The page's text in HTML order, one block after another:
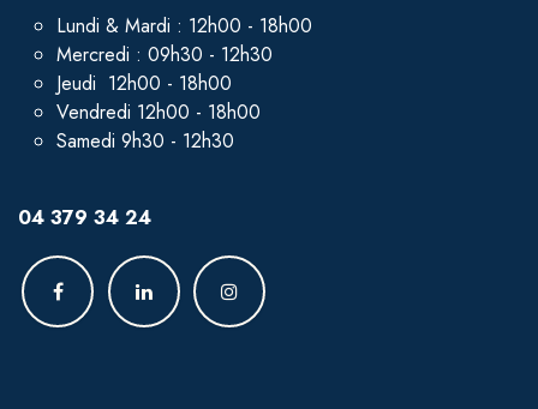
Lundi & Mardi : 12h00 - 18h00
Mercredi : 09h30 - 12h30
Jeudi 12h00 - 18h00
Vendredi 12h00 - 18h00
Samedi 9h30 - 12h30
04 379 34 24